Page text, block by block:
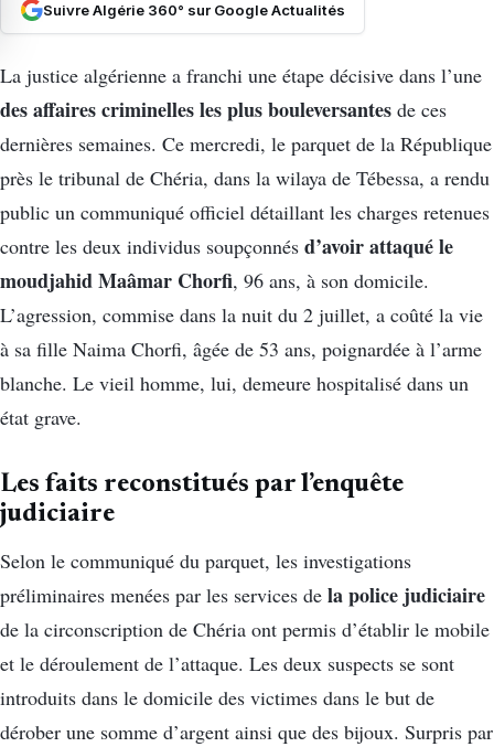
Suivre Algérie 360° sur Google Actualités
La justice algérienne a franchi une étape décisive dans l’une
des affaires criminelles les plus bouleversantes de ces
dernières semaines. Ce mercredi, le parquet de la République
près le tribunal de Chéria, dans la wilaya de Tébessa, a rendu
public un communiqué officiel détaillant les charges retenues
contre les deux individus soupçonnés d’avoir attaqué le
moudjahid Maâmar Chorfi, 96 ans, à son domicile.
L’agression, commise dans la nuit du 2 juillet, a coûté la vie
à sa fille Naima Chorfi, âgée de 53 ans, poignardée à l’arme
blanche. Le vieil homme, lui, demeure hospitalisé dans un
état grave.
Les faits reconstitués par l’enquête
judiciaire
Selon le communiqué du parquet, les investigations
préliminaires menées par les services de la police judiciaire
de la circonscription de Chéria ont permis d’établir le mobile
et le déroulement de l’attaque. Les deux suspects se sont
introduits dans le domicile des victimes dans le but de
dérober une somme d’argent ainsi que des bijoux. Surpris par